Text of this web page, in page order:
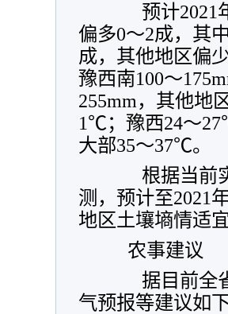
预计2021年
偏多0～2成，其
成，其他地区偏
豫西南100～
255mm，其他地
1℃；豫西24～
大部35～37℃。
根据当前实
测，预计至2021
地区土壤墒情适
农事建议
据目前全省
气预报等建议如下